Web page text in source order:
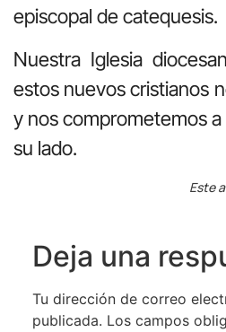
episcopal de catequesis.
Nuestra Iglesia
estos nuevos cristianos
y nos comprometemos
su lado.
Este
Deja una
Tu dirección de correo
publicada. Los campos